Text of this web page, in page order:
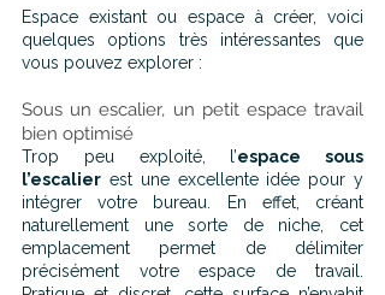
Espace existant ou espace à créer, voici
quelques options très intéressantes que
vous pouvez explorer :
Sous un escalier, un petit espace travail
bien optimisé
Trop peu exploité, l’espace sous
l’escalier est une excellente idée pour y
intégrer votre bureau. En effet, créant
naturellement une sorte de niche, cet
emplacement permet de délimiter
précisément votre espace de travail.